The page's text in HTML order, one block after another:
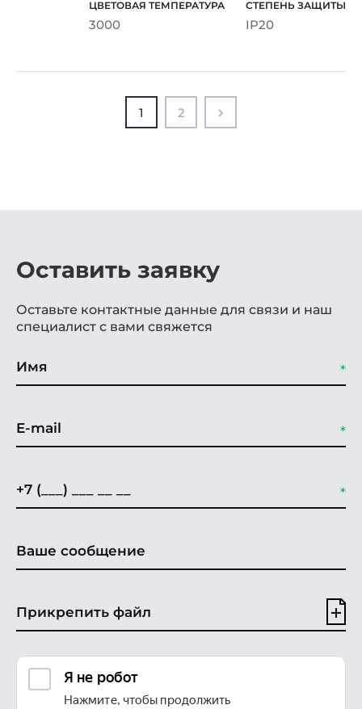
3000 IP20
1 2
Оставить заявку
Оставьте контактные данные для связи и наш
специалист с вами свяжется
Прикрепить файл